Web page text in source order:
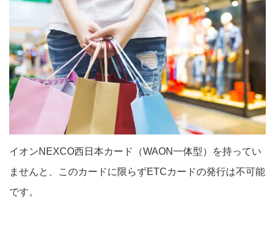
イオンNEXCO西日本カード（WAON一体型）を持ってい
ませんと、このカードに限らずETCカードの発行は不可能
です。